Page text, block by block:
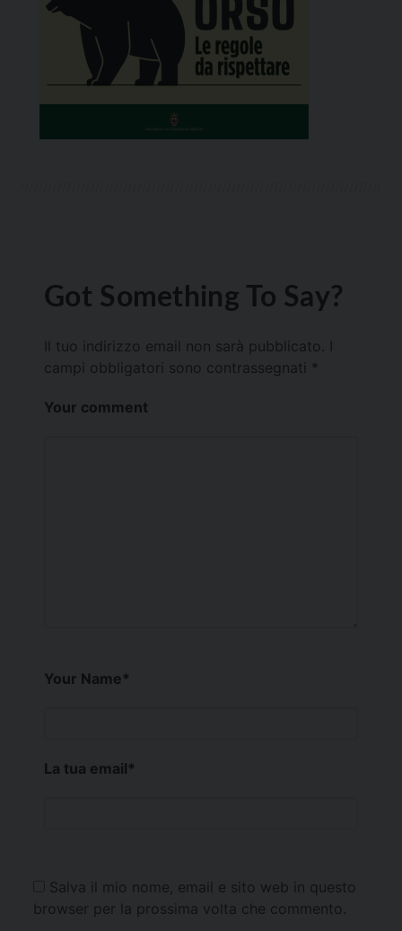
Got Something To Say?
Il tuo indirizzo email non sarà pubblicato.
campi obbligatori sono contrassegnati *
Your comment
Your Name*
La tua email*
Salva il mio nome, email e sito web in questo
browser per la prossima volta che commento.